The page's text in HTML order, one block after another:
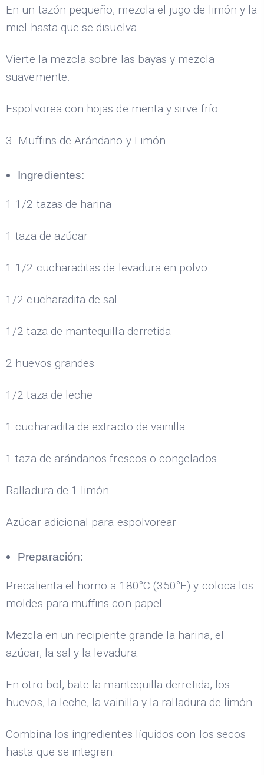
En un tazón pequeño, mezcla el jugo de limón y la
miel hasta que se disuelva.
Vierte la mezcla sobre las bayas y mezcla
suavemente.
Espolvorea con hojas de menta y sirve frío.
3. Muffins de Arándano y Limón
Ingredientes:
1 1/2 tazas de harina
1 taza de azúcar
1 1/2 cucharaditas de levadura en polvo
1/2 cucharadita de sal
1/2 taza de mantequilla derretida
2 huevos grandes
1/2 taza de leche
1 cucharadita de extracto de vainilla
1 taza de arándanos frescos o congelados
Ralladura de 1 limón
Azúcar adicional para espolvorear
Preparación:
Precalienta el horno a 180°C (350°F) y coloca los
moldes para muffins con papel.
Mezcla en un recipiente grande la harina, el
azúcar, la sal y la levadura.
En otro bol, bate la mantequilla derretida, los
huevos, la leche, la vainilla y la ralladura de limón.
Combina los ingredientes líquidos con los secos
hasta que se integren.